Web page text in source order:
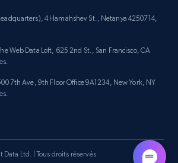
181+ Commencer
Title, Product description,
176+ Commencer
4 Hamahshev St., Netanya 4250714,
Web Data Loft, 625 2nd St., San Francisco, CA
7th Ave, 9th Floor Office 9A1234, New York, NY
Ltd. | Tous droits réservés